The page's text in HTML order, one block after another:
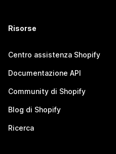
Risorse
Centro assistenza Shopify
Documentazione API
Community di Shopify
Blog di Shopify
Ricerca